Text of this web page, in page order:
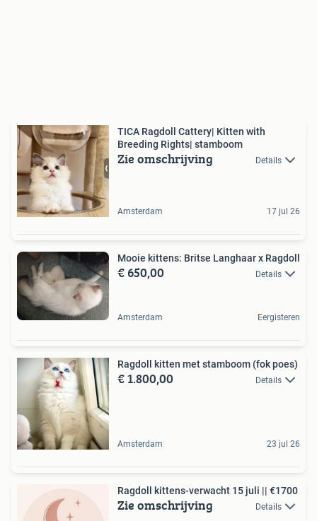
TICA Ragdoll Cattery| Kitten with
Breeding Rights| stamboom
Zie omschrijving Details
Amsterdam 17 jul 26
Mooie kittens: Britse Langhaar x Ragdoll
€ 650,00 Details
Amsterdam Eergisteren
Ragdoll kitten met stamboom (fok poes)
€ 1.800,00 Details
Amsterdam 23 jul 26
Ragdoll kittens-verwacht 15 juli || €1700
Zie omschrijving Details